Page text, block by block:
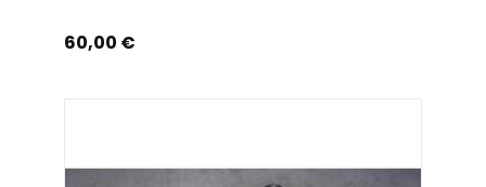
Prix
60,00 €